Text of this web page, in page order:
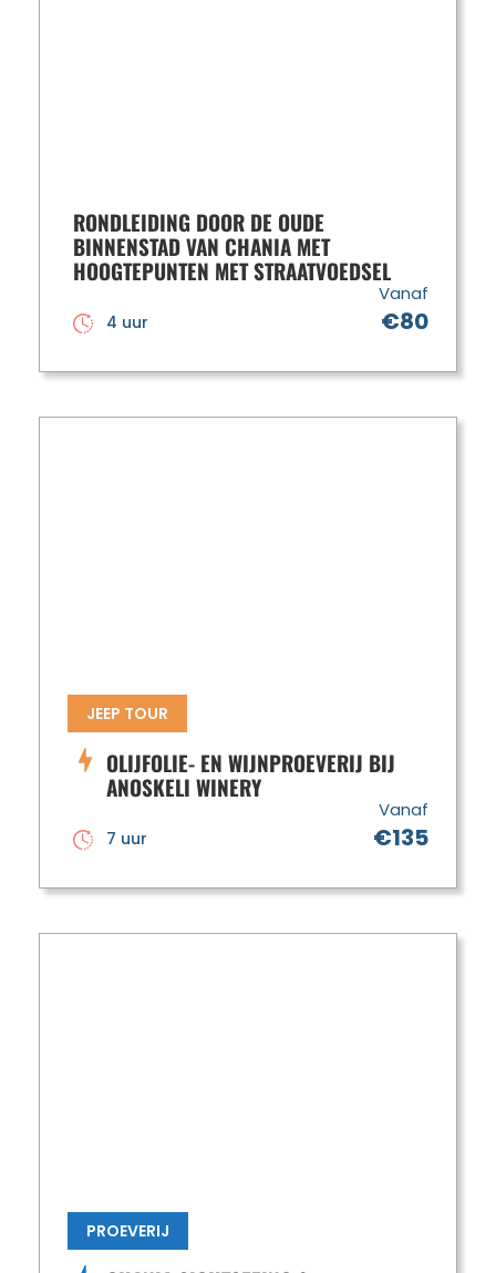
RONDLEIDING DOOR DE OUDE
BINNENSTAD VAN CHANIA MET
HOOGTEPUNTEN MET STRAATVOEDSEL
Vanaf
€80
4 uur
JEEP TOUR
OLIJFOLIE- EN WIJNPROEVERIJ BIJ
ANOSKELI WINERY
Vanaf
€135
7 uur
PROEVERIJ